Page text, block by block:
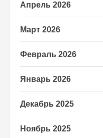
Апрель 2026
Март 2026
Февраль 2026
Январь 2026
Декабрь 2025
Ноябрь 2025